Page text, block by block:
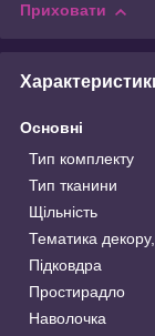
Приховати
Основні
Тип комплекту
Тип тканини
Щільність
Тематика
Підковдра
Простирадло
Наволочка